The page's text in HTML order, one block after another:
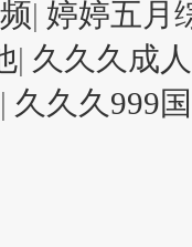
| 婷婷五月
| 久久久成
| 久久久999